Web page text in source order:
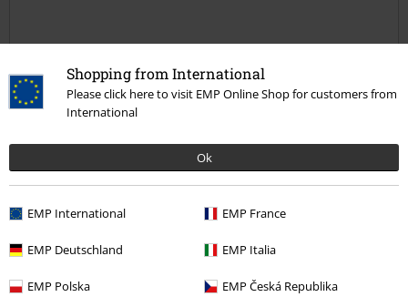
Shopping from International
Please click here to visit EMP Online Shop for customers from
International
Ok
EMP International EMP France
EMP Deutschland EMP Italia
EMP Polska EMP Česká Republika
¿Te ha sido útil esta opinión?
Comentario
Publicado: viernes, 2 enero, 2015